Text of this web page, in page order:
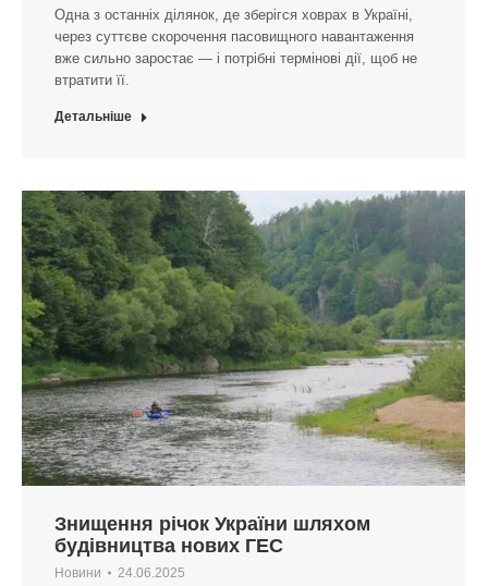
Одна з останніх ділянок, де зберігся ховрах в Україні,
через суттєве скорочення пасовищного навантаження
вже сильно заростає — і потрібні термінові дії, щоб не
втратити її.
Детальніше
Знищення річок України шляхом
будівництва нових ГЕС
Новини 24.06.2025